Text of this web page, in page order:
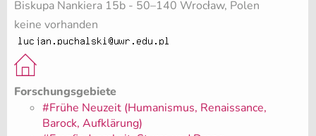
Biskupa Nankiera 15b - 50–140 Wrocław, Polen
keine vorhanden
Forschungsgebiete
#Frühe Neuzeit (Humanismus, Renaissance,
Barock, Aufklärung)